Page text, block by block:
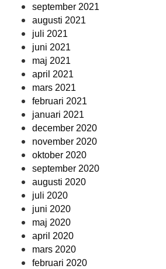
september 2021
augusti 2021
juli 2021
juni 2021
maj 2021
april 2021
mars 2021
februari 2021
januari 2021
december 2020
november 2020
oktober 2020
september 2020
augusti 2020
juli 2020
juni 2020
maj 2020
april 2020
mars 2020
februari 2020